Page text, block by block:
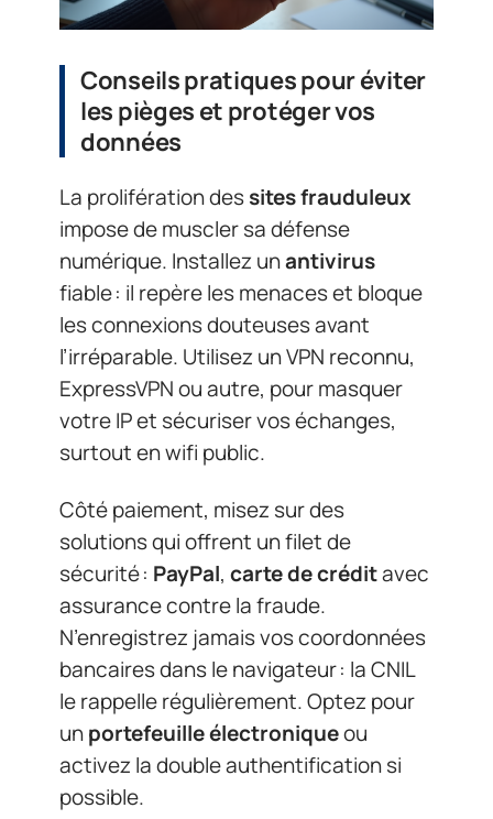
Conseils pratiques pour éviter
les pièges et protéger vos
données
La prolifération dessites frauduleux
impose de muscler sa défense
numérique. Installez unantivirus
fiable : il repère les menaces et bloque
les connexions douteuses avant
l’irréparable. Utilisez un VPN reconnu,
ExpressVPN ou autre, pour masquer
votre IP et sécuriser vos échanges,
surtout en wifi public.
Côté paiement, misez sur des
solutions qui offrent un filet de
sécurité : PayPal, carte de créditavec
assurance contre la fraude.
N’enregistrez jamais vos coordonnées
bancaires dans le navigateur : la CNIL
le rappelle régulièrement. Optez pour
unportefeuille électroniqueou
activez la double authentification si
possible.